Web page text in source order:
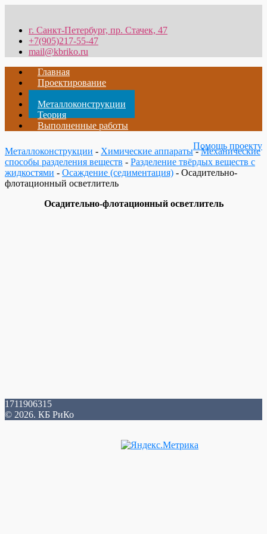
г. Санкт-Петербург, пр. Стачек, 47
+7(905)217-55-47
mail@kbriko.ru
Главная
Проектирование
Металлообработка
Металлоконструкции
Теория
Выполненные работы
Помощь проекту
Металлоконструкции - Химические аппараты-Механические
способы разделения веществ - Разделение твёрдых веществ с
жидкостями - Осаждение (седиментация) - Осадительно-
флотационный осветлитель
Осадительно-флотационный осветлитель
1711906315
© 2026. КБ РиКо